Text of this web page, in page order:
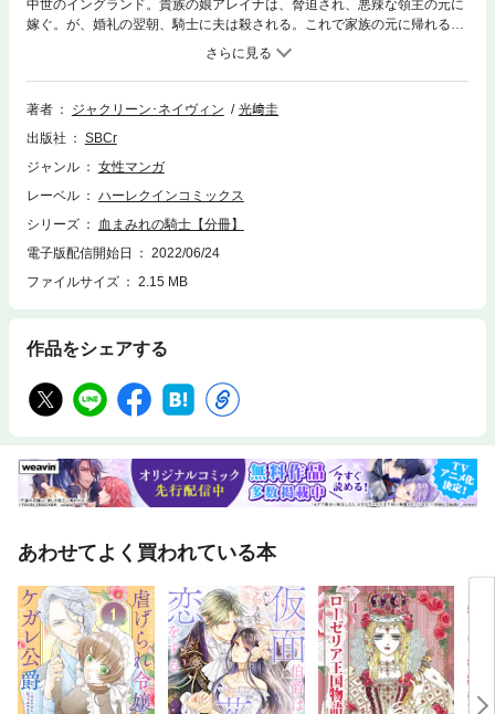
中世のイングランド。貴族の娘アレイナは、脅迫され、悪辣な領主の元に
嫁ぐ。が、婚礼の翌朝、騎士に夫は殺される。これで家族の元に帰れる、
と思ったのもつかの間、騎士が彼女の前に現れた。残忍に見えるが美しい
黒髪に誇り高き表情・・・。一瞬心奪われるアレイナだが、「お前は私の
妻になるのだ」と突然言われ・・・!!
著者
ジャクリーン･ネイヴィン
光﨑圭
出版社
SBCr
ジャンル
女性マンガ
レーベル
ハーレクインコミックス
シリーズ
血まみれの騎士【分冊】
電子版配信開始日
2022/06/24
ファイルサイズ
2.15 MB
作品をシェアする
あわせてよく買われている本